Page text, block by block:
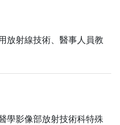
放射線技術、醫事人員教
學影像部放射技術科特殊